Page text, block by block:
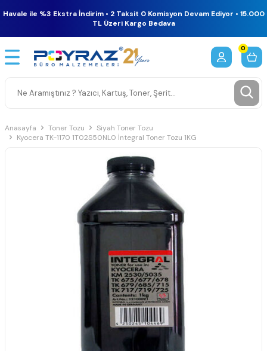
Havale ile %3 Ekstra İndirim • 2 Taksit 0 Komisyon Devam Ediyor • 15.000
TL Üzeri Kargo Bedava
0
Anasayfa Toner Tozu
Siyah Toner Tozu
Kyocera TK-1170 1T02S50NL0 İntegral Toner Tozu 1KG